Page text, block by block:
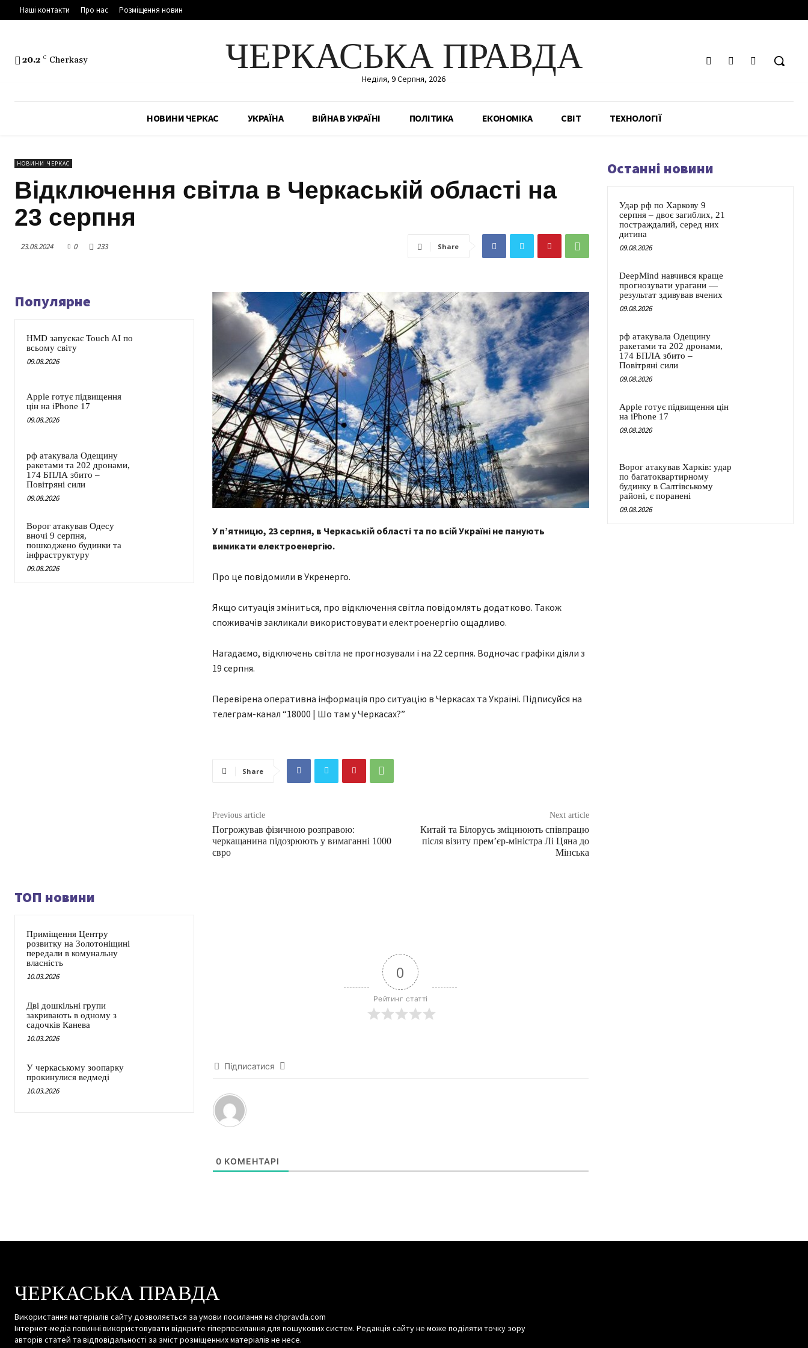
Наші контакти Про нас Розміщення новин
20.2 C Cherkasy ЧЕРКАСЬКА ПРАВДА
Неділя, 9 Серпня, 2026
НОВИНИ ЧЕРКАС УКРАЇНА ВІЙНА В УКРАЇНІ ПОЛІТИКА ЕКОНОМІКА СВІТ ТЕХНОЛОГІЇ
НОВИНИ ЧЕРКАС
Відключення світла в Черкаській області на
23 серпня
23.08.2024 0 233 Share
Популярне
HMD запускає Touch AI по
всьому світу
09.08.2026
Apple готує підвищення
цін на iPhone 17
09.08.2026
рф атакувала Одещину
ракетами та 202 дронами,
174 БПЛА збито –
Повітряні сили
09.08.2026
Ворог атакував Одесу
вночі 9 серпня,
пошкоджено будинки та
інфраструктуру
09.08.2026
У п’ятницю, 23 серпня, в Черкаській області та по всій Україні не панують
вимикати електроенергію.
Про це повідомили в Укренерго.
Якщо ситуація зміниться, про відключення світла повідомлять додатково. Також
споживачів закликали використовувати електроенергію ощадливо.
Нагадаємо, відключень світла не прогнозували і на 22 серпня. Водночас графіки діяли з
19 серпня.
Перевірена оперативна інформація про ситуацію в Черкасах та Україні. Підписуйся на
телеграм-канал “18000 | Шо там у Черкасах?”
Share
Previous article
Погрожував фізичною розправою:
черкащанина підозрюють у вимаганні 1000
євро
Next article
Китай та Білорусь зміцнюють співпрацю
після візиту прем’єр-міністра Лі Цяна до
Мінська
ТОП новини
Приміщення Центру
розвитку на Золотоніщині
передали в комунальну
власність
10.03.2026
Дві дошкільні групи
закривають в одному з
садочків Канева
10.03.2026
У черкаському зоопарку
прокинулися ведмеді
10.03.2026
0
Рейтинг статті
Підписатися
0 КОМЕНТАРІ
Останні новини
Удар рф по Харкову 9
серпня – двоє загиблих, 21
постраждалий, серед них
дитина
09.08.2026
DeepMind навчився краще
прогнозувати урагани —
результат здивував вчених
09.08.2026
рф атакувала Одещину
ракетами та 202 дронами,
174 БПЛА збито –
Повітряні сили
09.08.2026
Apple готує підвищення цін
на iPhone 17
09.08.2026
Ворог атакував Харків: удар
по багатоквартирному
будинку в Салтівському
районі, є поранені
09.08.2026
ЧЕРКАСЬКА ПРАВДА
Використання матеріалів сайту дозволяється за умови посилання на chpravda.com
Інтернет-медіа повинні використовувати відкрите гіперпосилання для пошукових систем. Редакція сайту не може поділяти точку зору
авторів статей та відповідальності за зміст розміщенних матеріалів не несе.